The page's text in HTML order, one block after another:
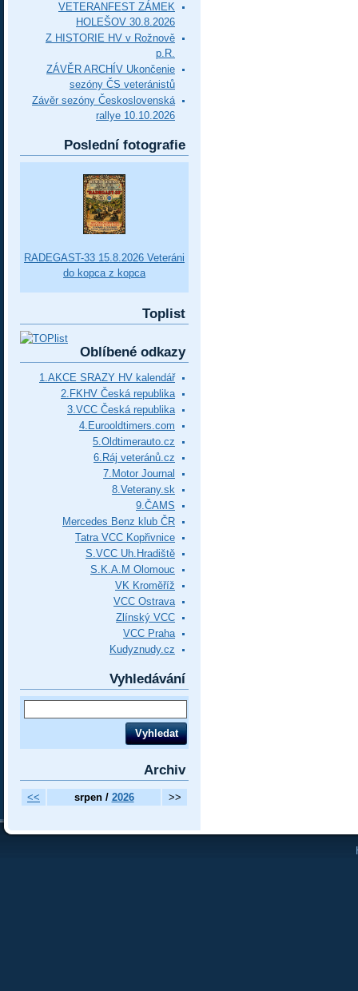
VETERANFEST ZÁMEK
HOLEŠOV 30.8.2026
Z HISTORIE HV v Rožnově
p.R.
ZÁVĚR ARCHÍV Ukončenie
sezóny ČS veteránistů
Závěr sezóny Československá
rallye 10.10.2026
Poslední fotografie
RADEGAST-33 15.8.2026 Veteráni
do kopca z kopca
Toplist
Oblíbené odkazy
1.AKCE SRAZY HV kalendář
2.FKHV Česká republika
3.VCC Česká republika
4.Eurooldtimers.com
5.Oldtimerauto.cz
6.Ráj veteránů.cz
7.Motor Journal
8.Veterany.sk
9.ČAMS
Mercedes Benz klub ČR
Tatra VCC Kopřivnice
S.VCC Uh.Hradiště
S.K.A.M Olomouc
VK Kroměříž
VCC Ostrava
Zlínský VCC
VCC Praha
Kudyznudy.cz
Vyhledávání
Archiv
<< srpen / 2026 >>